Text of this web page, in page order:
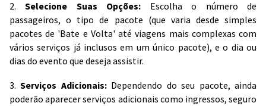
2.Selecione Suas Opções: Escolha o número de
passageiros, o tipo de pacote (que varia desde simples
pacotes de 'Bate e Volta' até viagens mais complexas com
vários serviços já inclusos em um único pacote), e o dia ou
dias do evento que deseja assistir.
3.Serviços Adicionais:Dependendo do seu pacote, ainda
poderão aparecer serviços adicionais como ingressos, seguro